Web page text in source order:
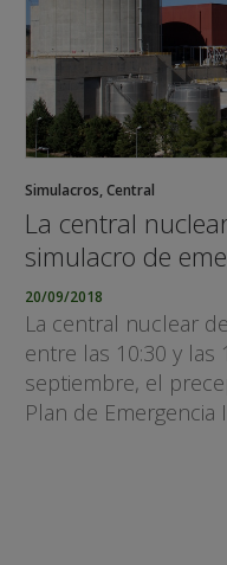
Simulacros,Central
La central
simulacro de
20/09/2018
La central nuclear
entre las 10:30 y las
septiembre, el
Plan de Emergencia